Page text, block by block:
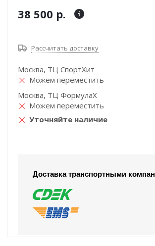
38 500 р.
Рассчитать доставку
Москва, ТЦ СпортХит
Можем переместить
Москва, ТЦ ФормулаХ
Можем переместить
Уточняйте наличие
Доставка транспортными